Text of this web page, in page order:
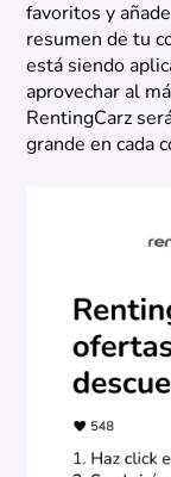
favoritos y
resumen de tu
está siendo
aprovechar al
RentingCarz
grande en cada